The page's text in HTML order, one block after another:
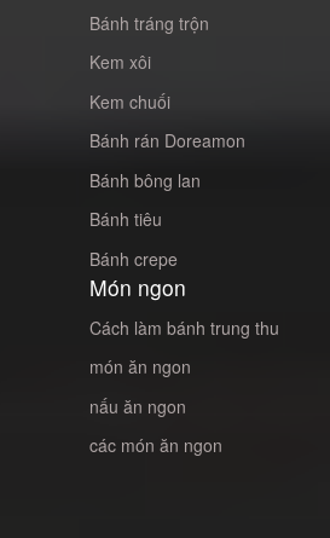
Bánh tráng trộn
Kem xôi
Kem chuối
Bánh rán Doreamon
Bánh bông lan
Bánh tiêu
Bánh crepe
Món ngon
Cách làm bánh trung thu
món ăn ngon
nấu ăn ngon
các món ăn ngon